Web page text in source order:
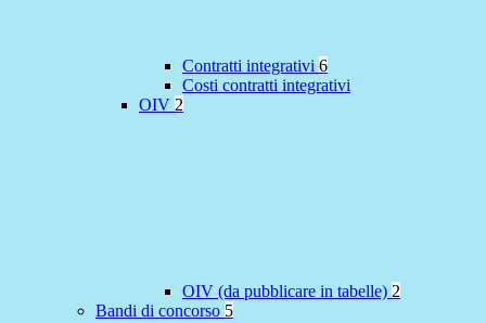
Contratti integrativi 6
Costi contratti integrativi
OIV 2
OIV (da pubblicare in tabelle) 2
Bandi di concorso 5